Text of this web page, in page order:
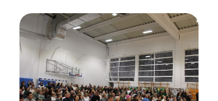
sve do Božića. Ove godine učenici će, prema popisu
koji će im dati razrednici, prikupljati trajne živežne
namirnice i higijenske potrepštine, a u kalendaru će
iza svakog prozorčića pronaći i dobra djela koja
mogu učiniti. Prozorčići se mogu otvarati isključivo
na dan koji je za njih predviđen. Prikupljene
namirnice i higijenske potrepštine...